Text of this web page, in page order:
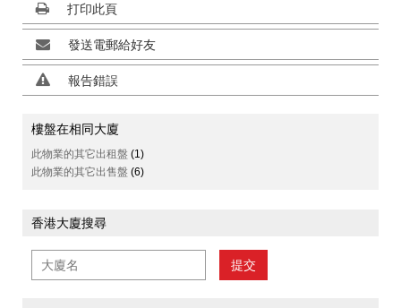
打印此頁
發送電郵給好友
報告錯誤
樓盤在相同大廈
此物業的其它出租盤 (1)
此物業的其它出售盤 (6)
香港大廈搜尋
提交